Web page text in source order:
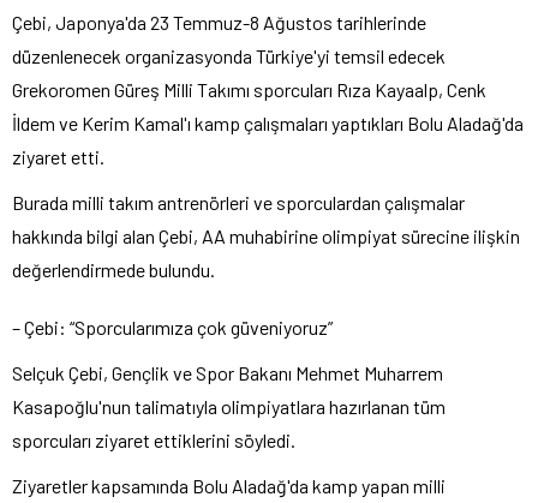
Çebi, Japonya'da 23 Temmuz-8 Ağustos tarihlerinde
düzenlenecek organizasyonda Türkiye'yi temsil edecek
Grekoromen Güreş Milli Takımı sporcuları Rıza Kayaalp, Cenk
İldem ve Kerim Kamal'ı kamp çalışmaları yaptıkları Bolu Aladağ'da
ziyaret etti.
Burada milli takım antrenörleri ve sporculardan çalışmalar
hakkında bilgi alan Çebi, AA muhabirine olimpiyat sürecine ilişkin
değerlendirmede bulundu.
– Çebi: “Sporcularımıza çok güveniyoruz”
Selçuk Çebi, Gençlik ve Spor Bakanı Mehmet Muharrem
Kasapoğlu'nun talimatıyla olimpiyatlara hazırlanan tüm
sporcuları ziyaret ettiklerini söyledi.
Ziyaretler kapsamında Bolu Aladağ'da kamp yapan milli